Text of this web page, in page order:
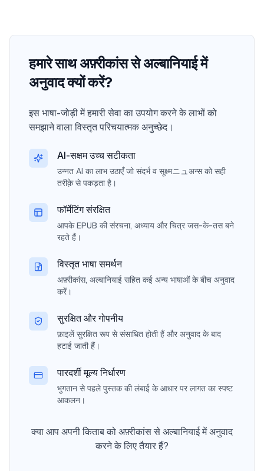
हमारे साथ अफ़्रीकांस से अल्बानियाई में
अनुवाद क्यों करें?
इस भाषा-जोड़ी में हमारी सेवा का उपयोग करने के लाभों को
समझाने वाला विस्तृत परिचयात्मक अनुच्छेद।
AI-सक्षम उच्च सटीकता
उन्नत AI का लाभ उठाएँ जो संदर्भ व सूक्ष्मニュअन्स को सही
तरीक़े से पकड़ता है।
फॉर्मेटिंग संरक्षित
आपके EPUB की संरचना, अध्याय और चित्र जस-के-तस बने
रहते हैं।
विस्तृत भाषा समर्थन
अफ़्रीकांस, अल्बानियाई सहित कई अन्य भाषाओं के बीच अनुवाद
करें।
सुरक्षित और गोपनीय
फ़ाइलें सुरक्षित रूप से संसाधित होती हैं और अनुवाद के बाद
हटाई जाती हैं।
पारदर्शी मूल्य निर्धारण
भुगतान से पहले पुस्तक की लंबाई के आधार पर लागत का स्पष्ट
आकलन।
क्या आप अपनी किताब को अफ़्रीकांस से अल्बानियाई में अनुवाद
करने के लिए तैयार हैं?